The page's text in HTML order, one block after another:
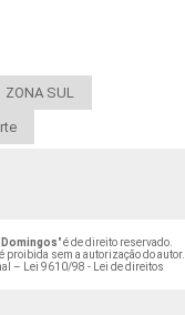
ZONA SUL
" é de direito reservado.
proibida sem a autorização do autor.
–
Lei 9610/98 - Lei de direitos